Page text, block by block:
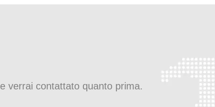
e verrai contattato quanto prima.